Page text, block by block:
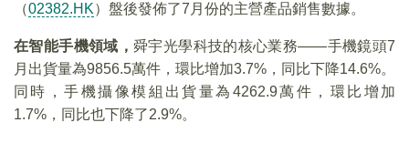
（02382.HK）盤後發佈了7月份的主營產品銷售數據。
在智能手機領域， 舜宇光學科技的核心業務——手機鏡頭7
月出貨量為9856.5萬件，環比增加3.7%，同比下降14.6%。
同時，手機攝像模組出貨量為4262.9萬件，環比增加
1.7%，同比也下降了2.9%。